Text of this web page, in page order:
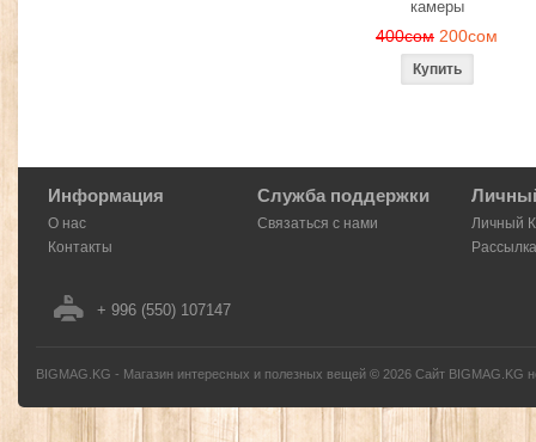
камеры
400сом 200сом
Информация
О нас
Контакты
Служба поддержки
Связаться с нами
Личный
Рассылка
+ 996 (550) 107147
BIGMAG.KG - Магазин интересных и полезных вещей © 2026 Сайт BIGMAG.KG
без письменного разрешения автора - запрещено, и будет преследоваться по